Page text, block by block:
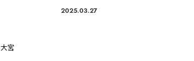
2025.03.27
大宮